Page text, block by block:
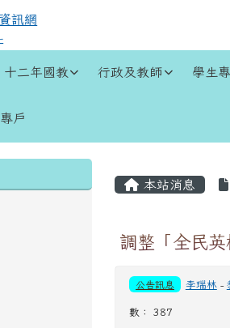
資訊網
十二年國教 行政及教師 學生
戶
內容 主內容區
本站消息
調整「全民
公告訊息 李瑞林-
數： 387